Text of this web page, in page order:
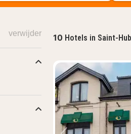
10 Hotels in Saint-
verwijder